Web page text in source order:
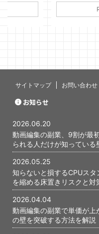
つけるか」
できた。 け
なか伸びない
サイトマップ お問い合わせ
お知らせ
2026.06.20
動画編集の副業、9割が最
られる人だけが知っている
2026.05.25
知らないと損するCPUス
を縮める床置きリスクと対
2026.04.04
動画編集の副業で単価が
の壁を突破する方法を解説